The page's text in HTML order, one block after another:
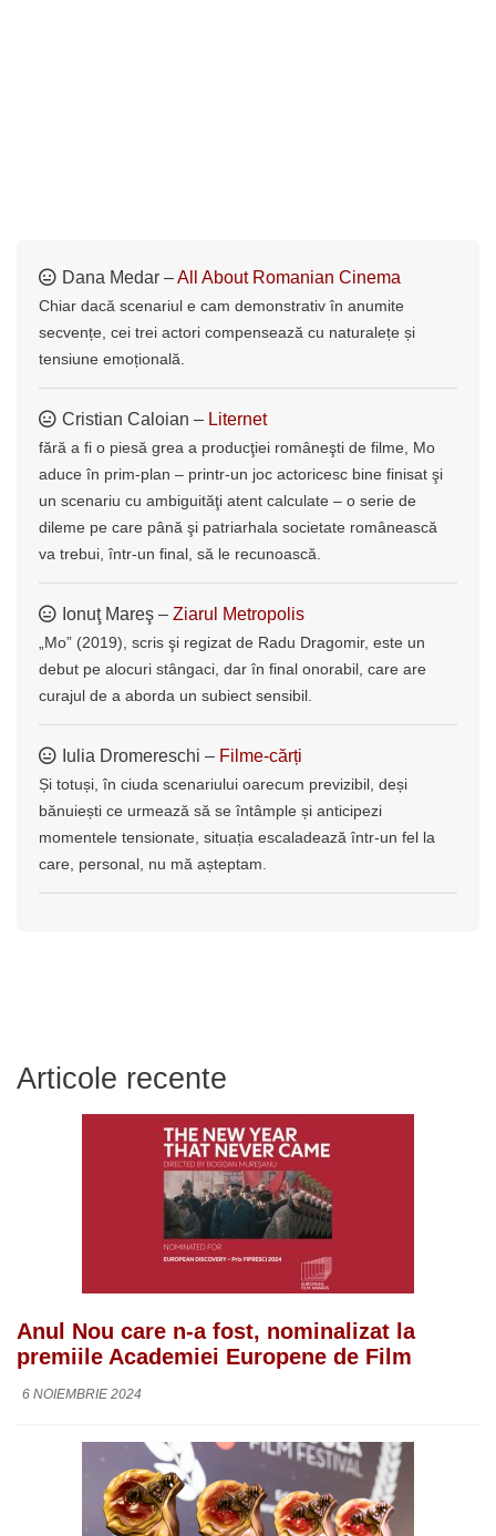
Dana Medar –All About Romanian Cinema
Chiar dacă scenariul e cam demonstrativ în anumite
secvențe, cei trei actori compensează cu naturalețe și
tensiune emoțională.
Cristian Caloian – Liternet
fără a fi o piesă grea a producţiei româneşti de filme, Mo
aduce în prim-plan – printr-un joc actoricesc bine finisat şi
un scenariu cu ambiguităţi atent calculate – o serie de
dileme pe care până şi patriarhala societate românească
va trebui, într-un final, să le recunoască.
Ionuţ Mareş – Ziarul Metropolis
„Mo” (2019), scris şi regizat de Radu Dragomir, este un
debut pe alocuri stângaci, dar în final onorabil, care are
curajul de a aborda un subiect sensibil.
Iulia Dromereschi – Filme-cărți
Și totuși, în ciuda scenariului oarecum previzibil, deși
bănuiești ce urmează să se întâmple și anticipezi
momentele tensionate, situația escaladează într-un fel la
care, personal, nu mă așteptam.
Articole recente
Anul Nou care n-a fost, nominalizat la
premiile Academiei Europene de Film
6 NOIEMBRIE 2024